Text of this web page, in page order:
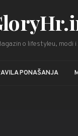
o lifestyleu, modi i
PONAŠANJA